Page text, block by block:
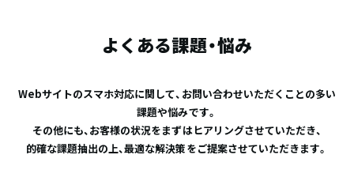
よくある課題・悩み
Webサイトのスマホ対応に関して、お問い合わせいただくことの多い
課題や悩みです。
その他にも、お客様の状況をまずはヒアリングさせていただき、
的確な課題抽出の上、最適な解決策をご提案させていただきます。